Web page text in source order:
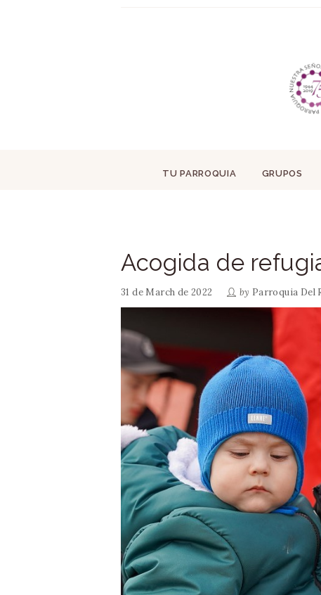
TU PARROQUIA GRUPOS
Acogida de
31 de March de 2022 by Parroquia Del